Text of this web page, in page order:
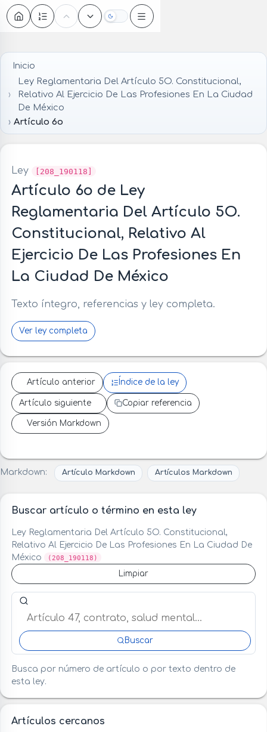
Oscuro
Inicio
Ley Reglamentaria Del Artículo 5O. Constitucional,
Relativo Al Ejercicio De Las Profesiones En La Ciudad
De México
Artículo 6o
Ley [208_190118]
Artículo 6o de Ley
Reglamentaria Del Artículo 5O.
Constitucional, Relativo Al
Ejercicio De Las Profesiones En
La Ciudad De México
Texto íntegro, referencias y ley completa.
Ver ley completa
Artículo anterior Índice de la ley
Artículo siguiente Copiar referencia
Versión Markdown
Markdown: Artículo Markdown Artículos Markdown
Buscar artículo o término en esta ley
Ley Reglamentaria Del Artículo 5O. Constitucional,
Relativo Al Ejercicio De Las Profesiones En La Ciudad De
México
(208_190118)
Limpiar
Buscar artículo o término en esta ley
Buscar
Busca por número de artículo o por texto dentro de
esta ley.
Artículos cercanos